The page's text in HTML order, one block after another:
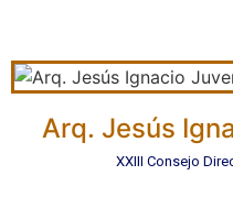
Arq. Jesús
XXIII Consejo